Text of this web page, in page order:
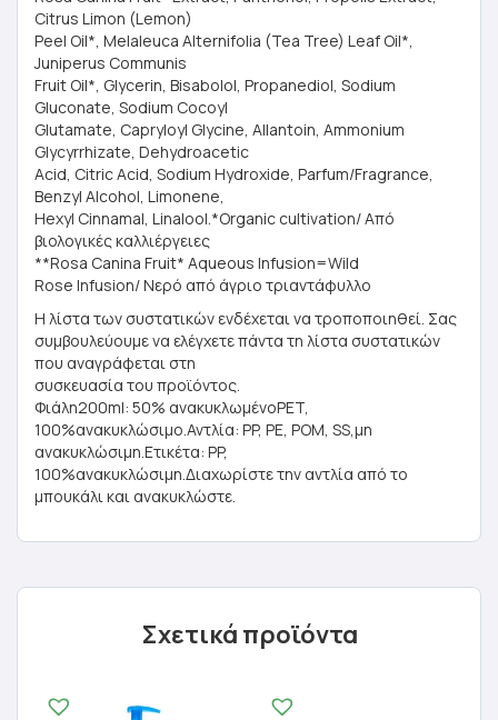
Citrus Limon (Lemon)
Peel Oil*, Melaleuca Alternifolia (Tea Tree) Leaf Oil*,
Juniperus Communis
Fruit Oil*, Glycerin, Bisabolol, Propanediol, Sodium
Gluconate, Sodium Cocoyl
Glutamate, Capryloyl Glycine, Allantoin, Ammonium
Glycyrrhizate, Dehydroacetic
Acid, Citric Acid, Sodium Hydroxide, Parfum/Fragrance,
Benzyl Alcohol, Limonene,
Hexyl Cinnamal, Linalool.*Organic cultivation/ Από
βιολογικές καλλιέργειες
**Rosa Canina Fruit* Aqueous Infusion=Wild
Rose Infusion/ Νερό από άγριο τριαντάφυλλο
Η λίστα των συστατικών ενδέχεται να τροποποιηθεί. Σας
συμβουλεύουμε να ελέγχετε πάντα τη λίστα συστατικών
που αναγράφεται στη
συσκευασία του προϊόντος.
Φιάλη200ml: 50% ανακυκλωμένοPET,
100%ανακυκλώσιμο.Αντλία: PP, PE, POM, SS,μη
ανακυκλώσιμη.Ετικέτα: PP,
100%ανακυκλώσιμη.Διαχωρίστε την αντλία από το
μπουκάλι και ανακυκλώστε.
Σχετικά προϊόντα